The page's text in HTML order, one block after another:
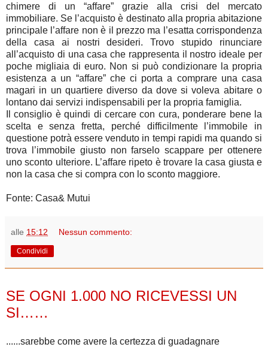
chimere di un “affare” grazie alla crisi del mercato
immobiliare. Se l’acquisto è destinato alla propria abitazione
principale l’affare non è il prezzo ma l’esatta corrispondenza
della casa ai nostri desideri. Trovo stupido rinunciare
all’acquisto di una casa che rappresenta il nostro ideale per
poche migliaia di euro. Non si può condizionare la propria
esistenza a un “affare” che ci porta a comprare una casa
magari in un quartiere diverso da dove si voleva abitare o
lontano dai servizi indispensabili per la propria famiglia.
Il consiglio è quindi di cercare con cura, ponderare bene la
scelta e senza fretta, perché difficilmente l’immobile in
questione potrà essere venduto in tempi rapidi ma quando si
trova l’immobile giusto non farselo scappare per ottenere
uno sconto ulteriore. L’affare ripeto è trovare la casa giusta e
non la casa che si compra con lo sconto maggiore.
Fonte: Casa& Mutui
alle 15:12 Nessun commento:
Condividi
SE OGNI 1.000 NO RICEVESSI UN
SI……
......sarebbe come avere la certezza di guadagnare